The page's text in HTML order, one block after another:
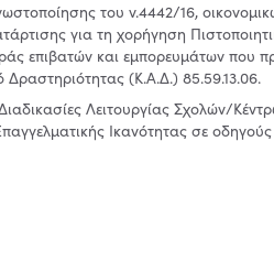
του ν.4442/16,
για τη χορήγηση
επιβατών και εμπορευμάτων που
Δραστηριότητας (Κ.Α.Δ.) 85.59.13.06.
Λειτουργίας Σχολών/
Ικανότητας σε